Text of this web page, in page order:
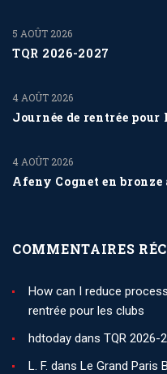
TQR 2026-2027
5 AOÛT 2026
Journée de rentrée pour
4 AOÛT 2026
Afeny Cognet en bronze
4 AOÛT 2026
COMMENTAIRES
How can I reduce
rentrée pour les clubs
hdtoday dans TQR 2026-
L. F. dans Le Grand Paris